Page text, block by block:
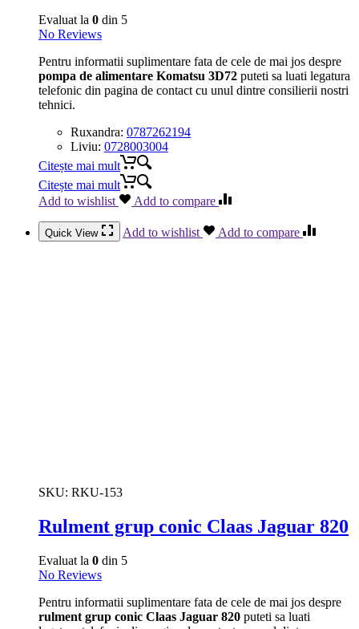
Evaluat la 0 din 5
No Reviews
Pentru informatii suplimentare fata de cele de mai jos despre
pompa de alimentare Komatsu 3D72 puteti sa luati legatura
telefonic din pagina de contact cu unul dintre consilierii nostri
tehnici.
Ruxandra: 0787262194
Liviu: 0728003004
Citește mai mult
Citește mai mult
Add to wishlist
Add to compare
Quick View Add to wishlist Add to compare
SKU: RKU-153
Rulment grup conic Claas Jaguar 820
Evaluat la 0 din 5
No Reviews
Pentru informatii suplimentare fata de cele de mai jos despre
rulment grup conic Claas Jaguar 820 puteti sa luati